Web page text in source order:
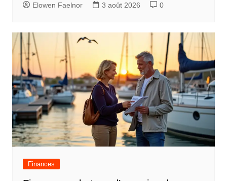
Elowen Faelnor 3 août 2026 0
Finances